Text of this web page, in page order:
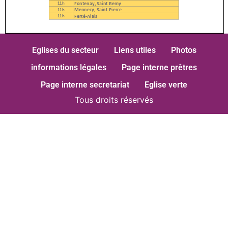
Eglises du secteur Liens utiles
Photos
informations légales
Page interne prêtres
Page interne secretariat
Eglise verte
Tous droits réservés